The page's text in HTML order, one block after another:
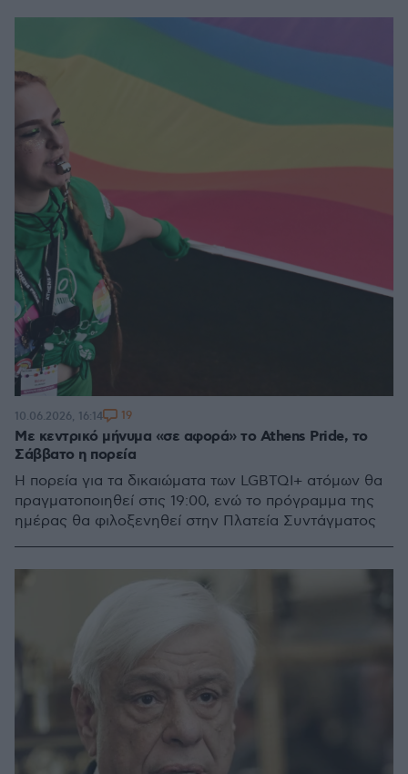
Με κεντρικό μήνυμα «σε αφορά» το Athens Pride, το
Σάββατο η πορεία
Η πορεία για τα δικαιώματα των LGBTQI+ ατόμων θα
πραγματοποιηθεί στις 19:00, ενώ το πρόγραμμα της
ημέρας θα φιλοξενηθεί στην Πλατεία Συντάγματος
10.06.2026, 16:14 19